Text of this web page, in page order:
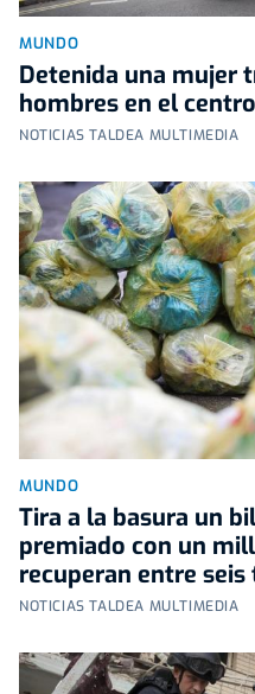
MUNDO
Detenida una mujer
hombres en el
NOTICIAS TALDEA MULTIMEDIA
MUNDO
Tira a la basura un
premiado con un
recuperan entre
NOTICIAS TALDEA MULTIMEDIA